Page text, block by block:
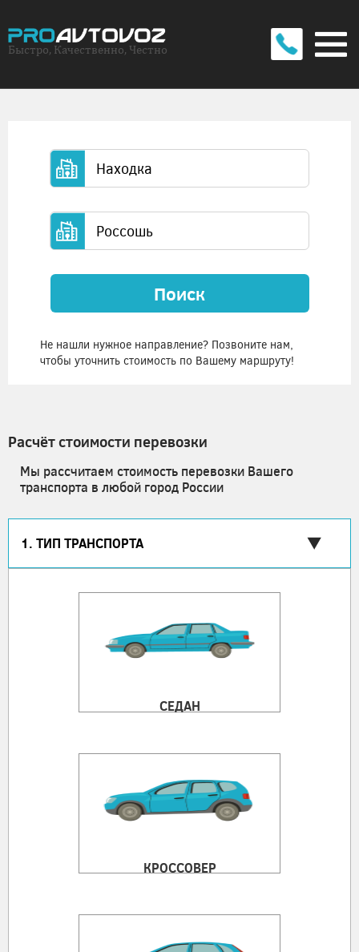
Быстро, Качественно, Честно
Поиск
Не нашли нужное направление? Позвоните нам,
чтобы уточнить стоимость по Вашему маршруту!
Расчёт стоимости перевозки
Мы рассчитаем стоимость перевозки Вашего
транспорта в любой город России
1. ТИП ТРАНСПОРТА
СЕДАН
КРОССОВЕР